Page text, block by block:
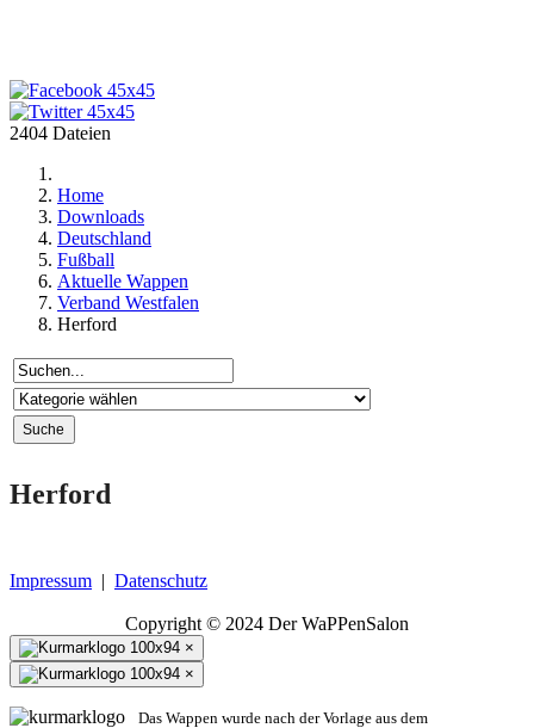
2404 Dateien
Home
Downloads
Deutschland
Fußball
Aktuelle Wappen
Verband Westfalen
Herford
Herford
Impressum | Datenschutz
Copyright © 2024 Der WaPPenSalon
×
×
Das Wappen wurde nach der Vorlage aus dem